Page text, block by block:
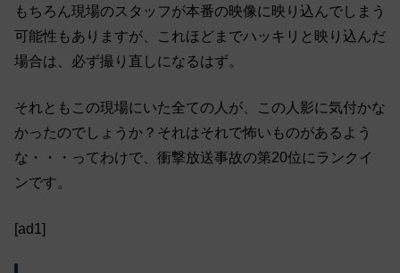
もちろん現場のスタッフが本番の映像に映り込んでしまう
可能性もありますが、これほどまでハッキリと映り込んだ
場合は、必ず撮り直しになるはず。
それともこの現場にいた全ての人が、この人影に気付かな
かったのでしょうか？それはそれで怖いものがあるよう
な・・・ってわけで、衝撃放送事故の第20位にランクイ
ンです。
[ad1]